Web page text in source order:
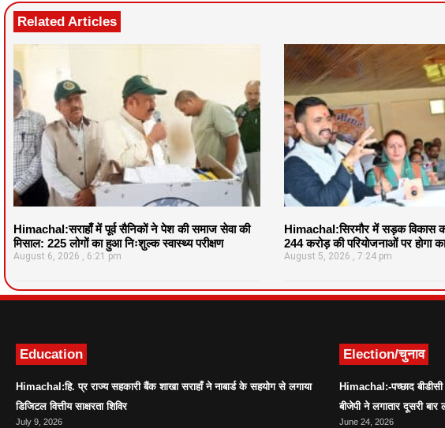
Related Articles
Himachal:सराहाँ में पूर्व सैनिकों ने पेश की समाज सेवा की
मिसाल: 225 लोगों का हुआ निःशुल्क स्वास्थ्य परीक्षण
August 6, 2026 6:21 pm
Himachal:सिरमौर में सड़क विकास
244 करोड़ की परियोजनाओं पर होगा
August 5, 2026 7:24 pm
Education
Himachal:हि. प्र राज्य सहकारी बैंक शाखा सराहाँ ने नाबार्ड के सहयोग से लगाया
डिजिटल वित्तीय साक्षरता शिविर
July 9, 2026
Election/चुनाव
Himachal:-पच्छाद
बीजेपी ने लगातार दूसरी बार
June 24, 2026